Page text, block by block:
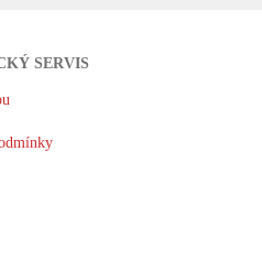
SERVIS